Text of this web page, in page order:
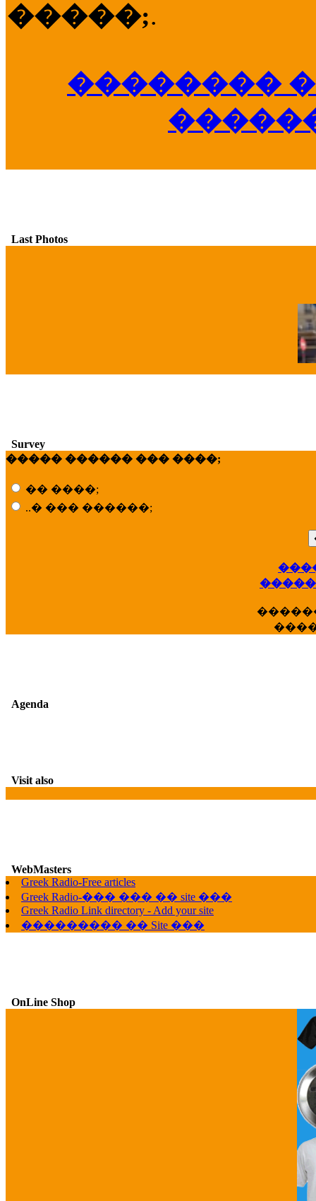
�����;.
��������
Last Photos
Survey
����� ������ ��� ����;
�� ����;
..� ��� ������;
Agenda
Visit also
WebMasters
Greek Radio-Free articles
Greek Radio-��� ��� �� site ���
Greek Radio Link directory - Add your site
��������� �� Site ���
OnLine Shop